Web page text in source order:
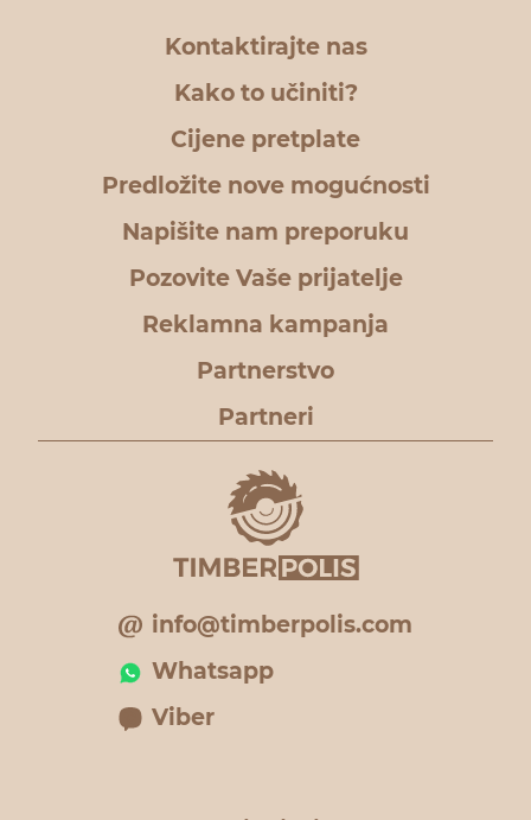
Kontaktirajte nas
Kako to učiniti?
Cijene pretplate
Predložite nove mogućnosti
Napišite nam preporuku
Pozovite Vaše prijatelje
Reklamna kampanja
Partnerstvo
Partneri
info@timberpolis.com
Whatsapp
Viber